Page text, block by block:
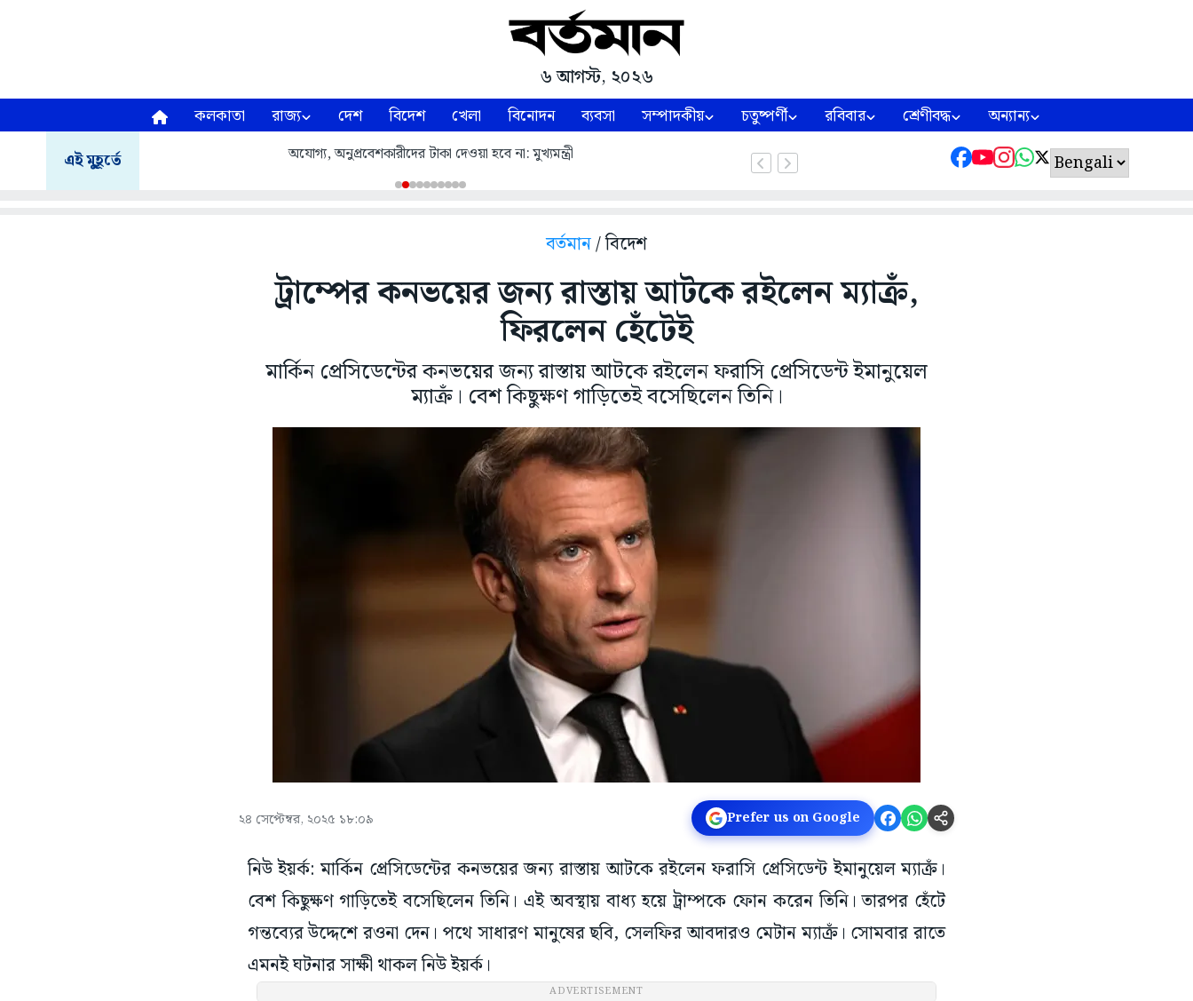
৬ আগস্ট, ২০২৬
কলকাতা রাজ্য দেশ বিদেশ খেলা বিনোদন ব্যবসা সম্পাদকীয় চতুষ্পর্ণী রবিবার শ্রেণীবদ্ধ অন্যান্য
এই মুহূর্তে অযোগ্য, অনুপ্রবেশকারীদের টাকা দেওয়া হবে না: মুখ্যমন্ত্রী
বর্তমান/ বিদেশ
ট্রাম্পের কনভয়ের জন্য রাস্তায় আটকে রইলেন ম্যাক্রঁ,
ফিরলেন হেঁটেই
মার্কিন প্রেসিডেন্টের কনভয়ের জন্য রাস্তায় আটকে রইলেন ফরাসি প্রেসিডেন্ট ইমানুয়েল
ম্যাক্রঁ। বেশ কিছুক্ষণ গাড়িতেই বসেছিলেন তিনি।
২৪ সেপ্টেম্বর, ২০২৫ ১৮:০৯ Prefer us on Google
নিউ ইয়র্ক: মার্কিন প্রেসিডেন্টের কনভয়ের জন্য রাস্তায় আটকে রইলেন ফরাসি প্রেসিডেন্ট ইমানুয়েল ম্যাক্রঁ।
বেশ কিছুক্ষণ গাড়িতেই বসেছিলেন তিনি। এই অবস্থায় বাধ্য হয়ে ট্রাম্পকে ফোন করেন তিনি। তারপর হেঁটে
গন্তব্যের উদ্দেশে রওনা দেন। পথে সাধারণ মানুষের ছবি, সেলফির আবদারও মেটান ম্যাক্রঁ। সোমবার রাতে
এমনই ঘটনার সাক্ষী থাকল নিউ ইয়র্ক।
ADVERTISEMENT